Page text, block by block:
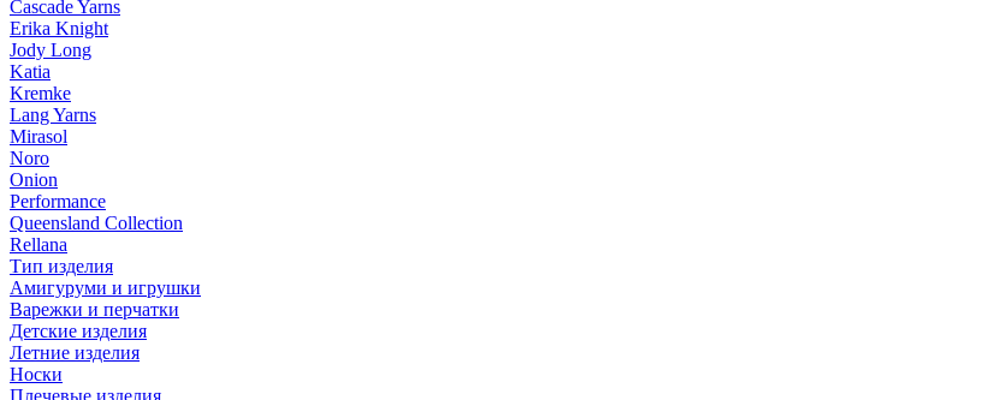
Cascade Yarns
Erika Knight
Jody Long
Katia
Kremke
Lang Yarns
Mirasol
Noro
Onion
Performance
Queensland Collection
Rellana
Тип изделия
Амигуруми и игрушки
Варежки и перчатки
Детские изделия
Летние изделия
Носки
Плечевые изделия